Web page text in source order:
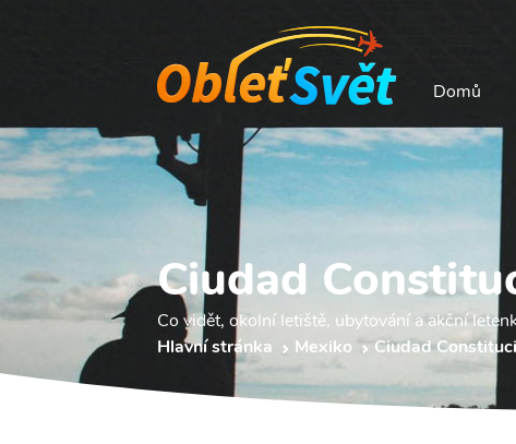
Domů
Ciudad
Co vidět, okolní letiště, ubytování a akční
Hlavní stránka
Mexiko Ciudad